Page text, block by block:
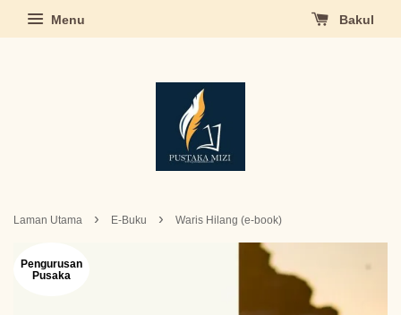
Menu Bakul
Laman Utama › E-Buku › Waris Hilang (e-book)
Pengurusan
Pusaka